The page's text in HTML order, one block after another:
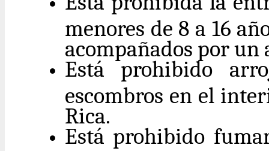
menores de 8 a 16
acompañados por un
Está prohibido
escombros en el
Rica.
Está prohibido